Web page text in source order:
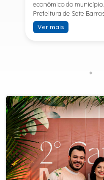
econômico do
Prefeitura de Sete
Municipal de Turismo e
promove na próxima
telecomunicações e
Consultor, que
aumentar resultados,
comerciais e ampliar as
negócios.Para a
Desenvolvimento
Negócios 7B
do Prefeito Ítalo Costa
empreendedorismo e
Ver mais